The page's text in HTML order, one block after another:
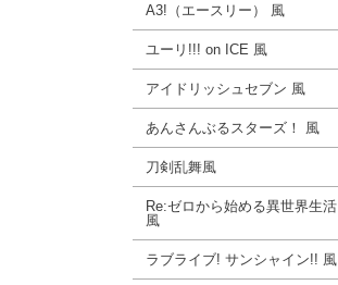
A3!（エースリー） 風
ユーリ!!! on ICE 風
アイドリッシュセブン 風
あんさんぶるスターズ！ 風
刀剣乱舞風
Re:ゼロから始める異世界生活
風
ラブライブ! サンシャイン!! 風